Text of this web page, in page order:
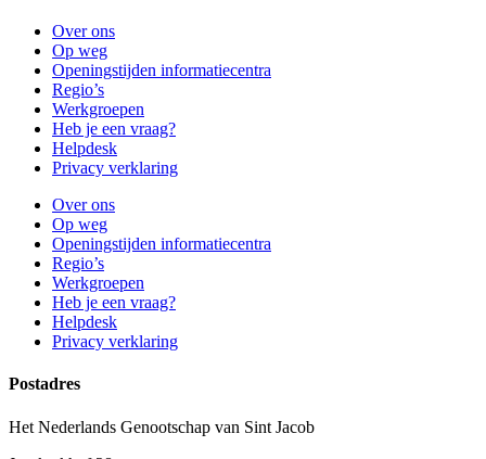
Over ons
Op weg
Openingstijden informatiecentra
Regio’s
Werkgroepen
Heb je een vraag?
Helpdesk
Privacy verklaring
Over ons
Op weg
Openingstijden informatiecentra
Regio’s
Werkgroepen
Heb je een vraag?
Helpdesk
Privacy verklaring
Postadres
Het Nederlands Genootschap van Sint Jacob